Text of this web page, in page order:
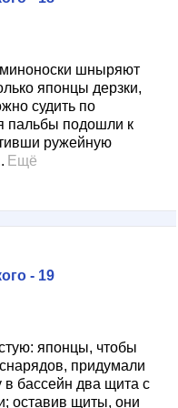
миноноски шныряют
японцы дерзки,
судить по
пальбы подошли к
ружейную
Ещё
- 19
японцы, чтобы
придумали
в бассейн два щита с
оставив щиты, они